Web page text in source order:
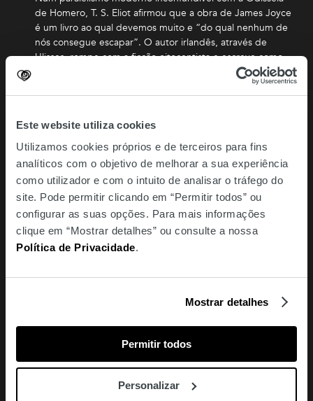
Este website utiliza cookies
Utilizamos cookies próprios e de terceiros para fins
analíticos com o objetivo de melhorar a sua experiência
como utilizador e com o intuito de analisar o tráfego do
site. Pode permitir clicando em “Permitir todos” ou
configurar as suas opções. Para mais informações
clique em “Mostrar detalhes” ou consulte a nossa
Política de Privacidade.
Mostrar detalhes
Permitir todos
Personalizar
de Homero, T. S. Eliot afirmou que a obra de James Joyce
é um livro ao qual devemos muito e “do qual nenhum de
nós consegue escapar”. O autor irlandês, através de
Ulisses, rompe com a ficção oitocentista e escreve como
nenhum outro escritor o fizera até então. Cada capítulo é
diferente do anterior, numa multiplicidade de estilos e
A história que seguimos é a de Leopold Bloom, um
homem vulgar, e seguimo-la numa janela temporal que
decorre num único dia, a 16 de junho de 1904, em
Dublin. Para Jorge Vaz de Carvalho, tradutor do livro, a
comparação desta “a epopeia de um quotidiano banal”
com a obra de Homero é incontornável.
O autor franco-argelino transportou para a sua obra uma
escrita e a base do modo como lida com o significado da
Guerra, pelo que o desdobrar da Segunda Guerra
Mundial fez com que questionasse tudo, inclusive a sua